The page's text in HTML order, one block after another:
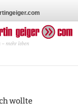
wollte